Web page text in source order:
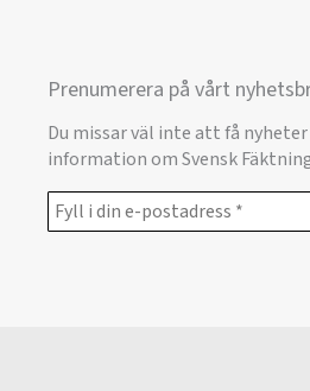
Prenumerera på vårt
Du missar väl inte att få
information om Svensk